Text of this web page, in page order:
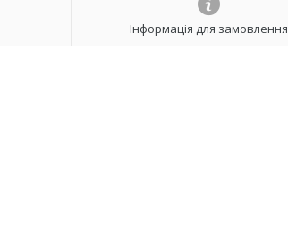
Інформація для замовлення